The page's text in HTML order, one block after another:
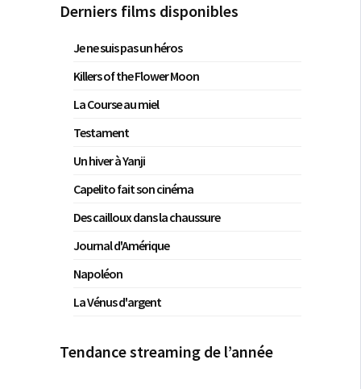
Derniers films disponibles
Je ne suis pas un héros
Killers of the Flower Moon
La Course au miel
Testament
Un hiver à Yanji
Capelito fait son cinéma
Des cailloux dans la chaussure
Journal d'Amérique
Napoléon
La Vénus d'argent
Tendance streaming de l’année